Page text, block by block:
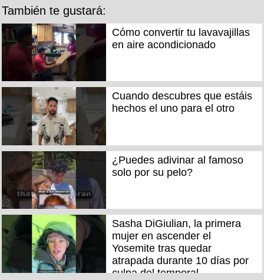
También te gustará:
Cómo convertir tu lavavajillas
en aire acondicionado
Cuando descubres que estáis
hechos el uno para el otro
¿Puedes adivinar al famoso
solo por su pelo?
Sasha DiGiulian, la primera
mujer en ascender el
Yosemite tras quedar
atrapada durante 10 días por
culpa del temporal